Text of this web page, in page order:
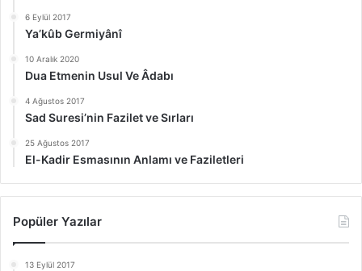
6 Eylül 2017
Ya’kûb Germiyânî
10 Aralık 2020
Dua Etmenin Usul Ve Âdabı
4 Ağustos 2017
Sad Suresi’nin Fazilet ve Sırları
25 Ağustos 2017
El-Kadir Esmasının Anlamı ve Faziletleri
Popüler Yazılar
13 Eylül 2017